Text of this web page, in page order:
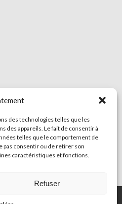
des technologies telles que les
des appareils. Le fait de consentir à
telles que le comportement de
pas consentir ou de retirer son
caractéristiques et fonctions.
Refuser